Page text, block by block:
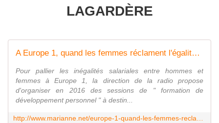
LAGARDÈRE
A Europe 1, quand les femmes réclament l'égalité salariale, on les renvoie chez "Elle"
Pour pallier les inégalités salariales entre hommes et
femmes à Europe 1, la direction de la radio propose
d'organiser en 2016 des sessions de " formation de
développement personnel " à destin...